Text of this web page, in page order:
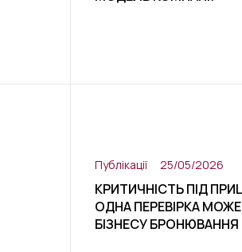
Публікації 25/05/2026
КРИТИЧНІСТЬ ПІД
ОДНА ПЕРЕВІРКА
БІЗНЕСУ БРОНЮВАННЯ